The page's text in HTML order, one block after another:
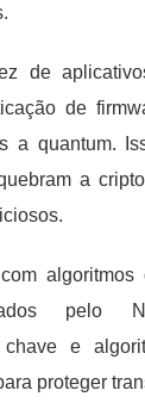
de
de
a quantum.
a
algoritmos
pelo
chave e
proteger